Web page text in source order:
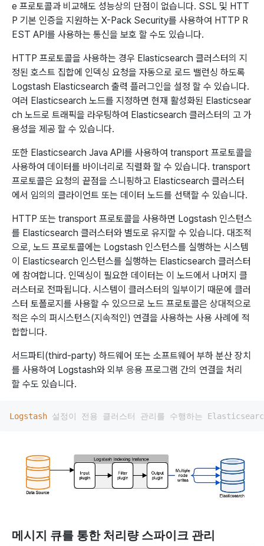
e 프로토콜과 비교해도 성능상의 단점이 없습니다. SSL 및 HTT
P 기본 인증을 지원하는 X-Pack Security를 사용하여 HTTP R
EST API를 사용하는 통신을 보호 할 수도 있습니다.
HTTP 프로토콜을 사용하는 경우 Elasticsearch 클러스터의 지
정된 호스트 집합에 인덱싱 요청을 자동으로 로드 밸런싱 하도록
Logstash Elasticsearch 출력 플러그인을 설정 할 수 있습니다.
여러 Elasticsearch 노드를 지정하면 현재 활성화된 Elasticsear
ch 노드로 트래픽을 라우팅하여 Elasticsearch 클러스터의 고 가
용성을 제공 할 수 있습니다.
또한 Elasticsearch Java API를 사용하여 transport 프로토콜을
사용하여 데이터를 바이너리로 직렬화 할 수 있습니다. transport
프로토콜은 요청의 끝점을 스니핑하고 Elasticsearch 클러스터
에서 임의의 클라이언트 또는 데이터 노드를 선택할 수 있습니다.
HTTP 또는 transport 프로토콜을 사용하면 Logstash 인스턴스
를 Elasticsearch 클러스터와 별도로 유지할 수 있습니다. 대조적
으로, 노드 프로토콜에는 Logstash 인스턴스를 실행하는 시스템
이 Elasticsearch 인스턴스를 실행하는 Elasticsearch 클러스터
에 참여합니다. 인덱싱이 필요한 데이터는 이 노드에서 나머지 클
러스터로 전파됩니다. 시스템이 클러스터의 일부이기 때문에 클러
스터 토폴로지를 사용할 수 있으므로 노드 프로토콜은 상대적으로
적은 수의 퍼시스턴스(지속적인) 연결을 사용하는 사용 사례에 적
합합니다.
서드파티(third-party) 하드웨어 또는 소프트웨어 부하 분산 장치
를 사용하여 Logstash와 외부 응용 프로그램 간의 연결을 처리
할 수도 있습니다.
Logstash
메시지 큐를 통한 처리량 스파이크 관리